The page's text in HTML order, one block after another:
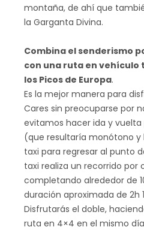
montaña, de ahí que
la Garganta Divina.
Combina el senderismo
con una ruta en
los Picos de Europa.
Es la mejor manera para
Cares sin preocuparse por
evitamos hacer ida y
(que resultaría monótono
taxi para regresar al punto
taxi realiza un recorrido por
completando alrededor de
duración aproximada de 2h
Disfrutarás el doble,
ruta en 4×4 en el mismo